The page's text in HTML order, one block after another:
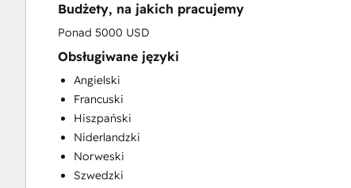
Email Marketing
Full Inbound Marketing Services
Knowledge Base Development
Paid Advertising
Sales and Marketing Alignment
Sales Coaching and Training
Sales Enablement
Search Engine Optimization
Social Media
Budżety, na jakich pracujemy
Ponad 5000 USD
Obsługiwane języki
Angielski
Francuski
Hiszpański
Niderlandzki
Norweski
Szwedzki